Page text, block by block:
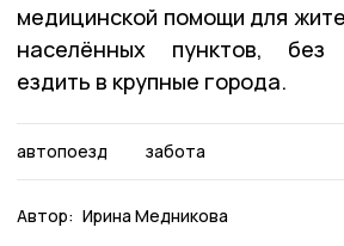
медицинской помощи для
населённых пунктов, без
ездить в крупные города.
автопоезд забота
Автор: Ирина Медникова